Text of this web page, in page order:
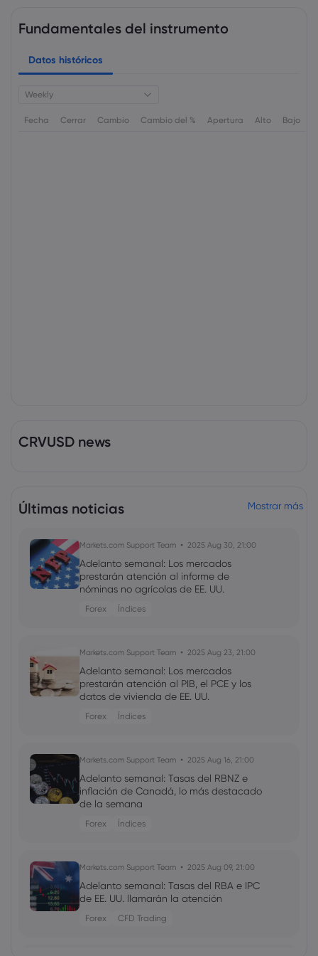
Fundamentales del instrumento
Datos históricos
Weekly
Fecha Cerrar Cambio Cambio del % Apertura Alto Bajo
CRVUSD news
Últimas noticias Mostrar más
Markets.com Support Team 2025 Aug 30, 21:00
Adelanto semanal: Los mercados
prestarán atención al informe de
nóminas no agrícolas de EE. UU.
Forex Índices
Markets.com Support Team 2025 Aug 23, 21:00
Adelanto semanal: Los mercados
prestarán atención al PIB, el PCE y los
datos de vivienda de EE. UU.
Forex Índices
Markets.com Support Team 2025 Aug 16, 21:00
Adelanto semanal: Tasas del RBNZ e
inflación de Canadá, lo más destacado
de la semana
Forex Índices
Markets.com Support Team 2025 Aug 09, 21:00
Adelanto semanal: Tasas del RBA e IPC
de EE. UU. llamarán la atención
Forex CFD Trading